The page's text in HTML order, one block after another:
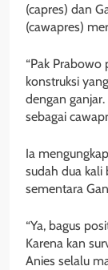
(capres) dan
(cawapres)
“Pak Prabowo
konstruksi
dengan
sebagai
Ia
sudah dua kali
sementara
“Ya, bagus
Karena kan
Anies selalu